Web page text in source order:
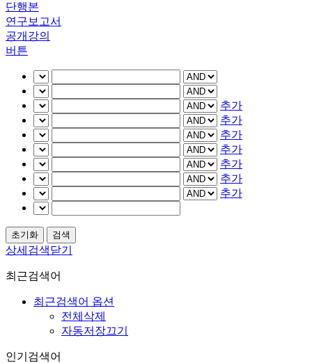
단행본
연구보고서
공개강의
버튼
추가
추가
추가
추가
추가
추가
추가
상세검색닫기
최근검색어
최근검색어 옵션
전체삭제
자동저장끄기
인기검색어